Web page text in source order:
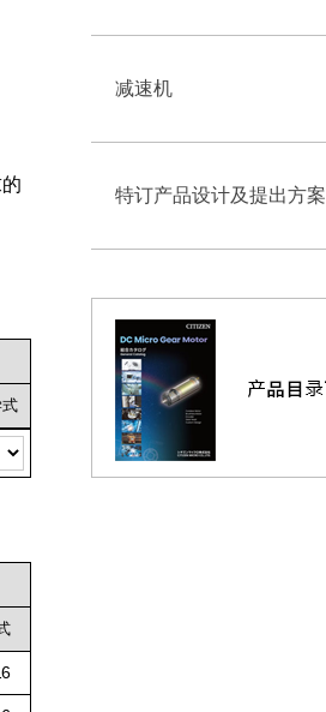
减速机
特订产品设计及提出方案